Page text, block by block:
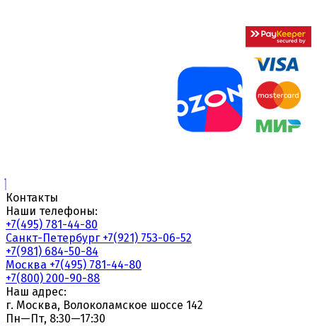
Контакты
Наши телефоны:
+7(495) 781-44-80
Санкт-Петербург +7(921) 753-06-52
+7(981) 684-50-84
Москва +7(495) 781-44-80
+7(800) 200-90-88
Наш адрес:
г. Москва, Волоколамское шоссе 142
Пн—Пт, 8:30—17:30